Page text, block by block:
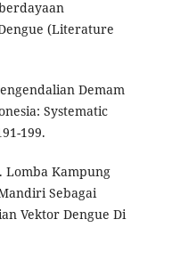
(Literature
Demam
Systematic
199.
Lomba Kampung
Sebagai
Vektor Dengue Di